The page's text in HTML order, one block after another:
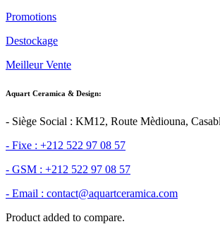
Promotions
Destockage
Meilleur Vente
Aquart Ceramica & Design:
- Siège Social : KM12, Route Mèdiouna,
- Fixe : +212 522 97 08 57
- GSM : +212 522 97 08 57
- Email : contact@aquartceramica.com
Product added to compare.